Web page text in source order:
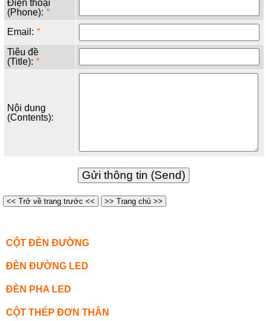
Điện thoại
(Phone): *
Email: *
Tiêu đề
(Title): *
Nội dung
(Contents):
<< Trở về trang trước << >> Trang chủ >>
CỘT ĐÈN ĐƯỜNG
ĐÈN ĐƯỜNG LED
ĐÈN PHA LED
CỘT THÉP ĐƠN THÂN